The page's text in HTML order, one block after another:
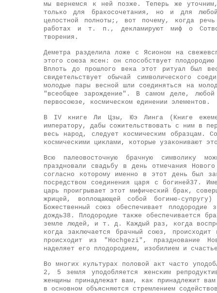
мы вернемся к ней позже. Теперь же
только для бракосочетания, но и для
целостной полноты;, вот почему, когда
работах и т. п., декламируют миф о
творения.
Деметра разделила ложе с Ясионом на
этого союза ясен: он способствует
Вплоть до прошлого века этот ритуал был
свидетельствует обычай символического
молодые пары весной шли соединяться на
"всеобщее зарождение". В самом деле,
первосоюзе, космическом единении элементов.
В IV книге Ли Цзы, Юэ Линга (Книге
императору, дабы сожительствовать с ним в
весь народ, следует космическим образцам.
космическими циклами, которые узаконивают
Всю палеовосточную брачную символику
праздновали свадьбу в день отмечания
согласно которому именно в этот день был
посредством соединения царя с богиней37.
царь проигрывает этот мифический брак,
жрицей, воплощающей собой богиню-
Божественный союз обеспечивает
дождь38. Плодородие также обеспечивается
земле людей, и т. д. Каждый раз, когда
когда заключается брачный союз,
происходит из "Hochgezi", празднование
наделяет его плодородием, изобилием и
Во многих культурах половой акт часто
2, 5 земля уподобляется женским
женщины принадлежат вам, как принадлежит
в основном объясняются стремлением